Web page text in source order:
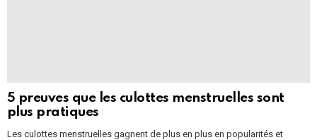
5 preuves que les culottes menstruelles sont
plus pratiques
Les culottes menstruelles gagnent de plus en plus en popularités et